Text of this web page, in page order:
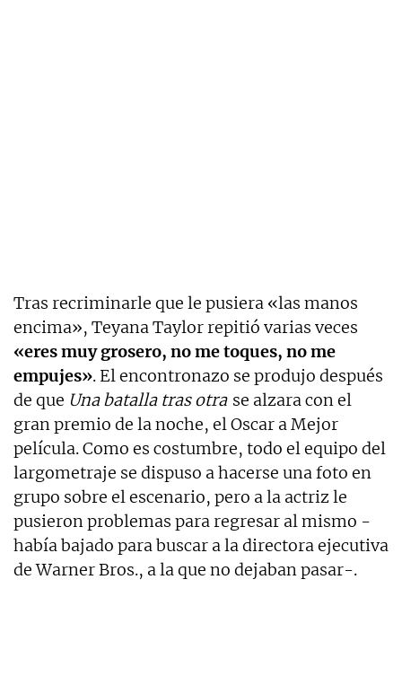
Tras recriminarle que le pusiera «las manos
encima», Teyana Taylor repitió varias veces
«eres muy grosero, no me toques, no me
empujes». El encontronazo se produjo después
de que Una batalla tras otra se alzara con el
gran premio de la noche, el Oscar a Mejor
película. Como es costumbre, todo el equipo del
largometraje se dispuso a hacerse una foto en
grupo sobre el escenario, pero a la actriz le
pusieron problemas para regresar al mismo -
había bajado para buscar a la directora ejecutiva
de Warner Bros., a la que no dejaban pasar-.